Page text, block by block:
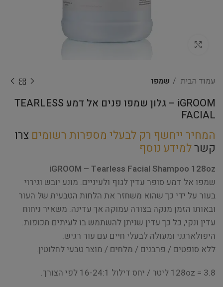
עמוד הבית שמפו
iGROOM – גלון שמפו פנים אל דמע TEARLESS
FACIAL
המחיר ייחשף רק לבעלי מספרות רשומים צרו
קשרלמידע נוסף
iGROOM – Tearless Facial Shampoo 128oz
שמפו אל דמע סופר עדין לגוף ולעיניים. מונע יובש וגירוי
בעור על ידי כך שהוא משחזר את הלחות הטבעית של העור
ובאותו הזמן מנקה בצורה עמוקה אך עדינה. משאיר ניחוח
עדין ונקי, כל כך עדין שניתן להשתמש בו לעיתים תכופות.
היפולארגני ומעולה לבעלי חיים עם עור רגיש.
ללא סופטים / פרבנים / מלחים / מוצר טבעי לחלוטין.
128oz = 3.8 ליטר / יחס דילול 16-24:1 לפי הצורך.